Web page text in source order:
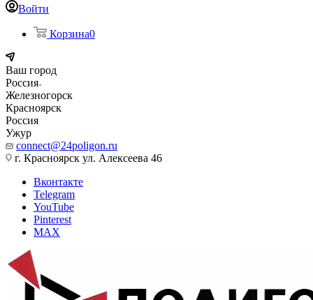
Войти
Корзина0
Ваш город
Россия
Железногорск
Красноярск
Россия
Ужур
connect@24poligon.ru
г. Красноярск ул. Алексеева 46
Вконтакте
Telegram
YouTube
Pinterest
MAX